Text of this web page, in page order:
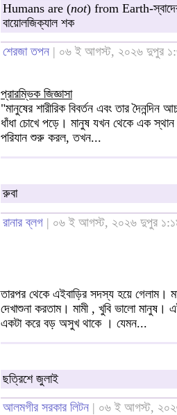
Humans are (not) from Earth-
বায়োলজিক্যাল শক
শেরজা তপন | ০৬ ই আগস্ট, ২০২৬ দুপুর
প্রারম্ভিক জিজ্ঞাসা
"মানুষের শারীরিক বিবর্তন এবং তার
ধাঁধা চোখে পড়ে। মানুষ যখন থেকে এক
পরিযান শুরু করল, তখন...
রুবা
রানার ব্লগ | ০৬ ই আগস্ট, ২০২৬ দুপুর
তারপর থেকে এইবাড়ির সদস্য হয়ে গেলাম।
দেখাশুনা করতাম। মামী , খুবি ভালো মানুষ।
একটা করে বড় অসুখ থাকে । যেমন...
ছত্রিশে জুলাই
আলমগীর সরকার লিটন | ০৬ ই আগস্ট,